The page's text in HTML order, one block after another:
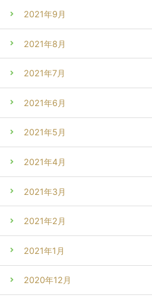
2021年9月
2021年8月
2021年7月
2021年6月
2021年5月
2021年4月
2021年3月
2021年2月
2021年1月
2020年12月